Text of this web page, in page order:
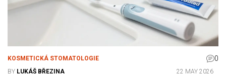
KOSMETICKÁ STOMATOLOGIE 0
BY LUKÁŠ BŘEZINA 22 MAY 2026